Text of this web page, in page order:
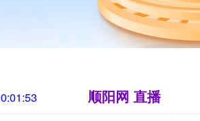
顺阳网 直播